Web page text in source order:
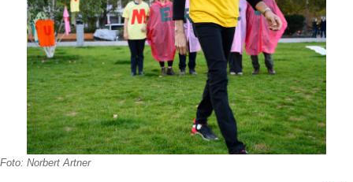
Foto: Norbert Artner